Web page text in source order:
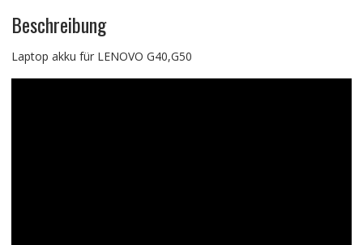
Beschreibung
Laptop akku für LENOVO G40,G50